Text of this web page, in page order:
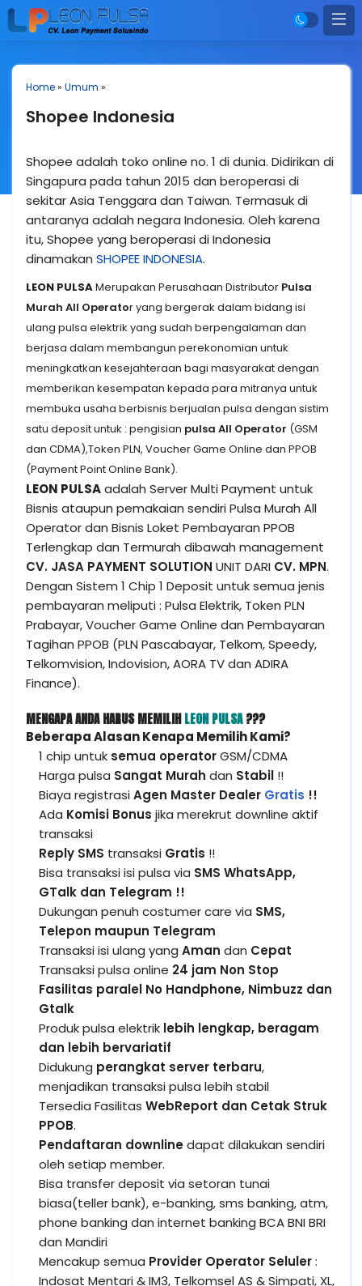
Home» Umum »
Shopee Indonesia
Shopee adalah toko online no. 1 di dunia. Didirikan di
Singapura pada tahun 2015 dan beroperasi di
sekitar Asia Tenggara dan Taiwan. Termasuk di
antaranya adalah negara Indonesia. Oleh karena
itu, Shopee yang beroperasi di Indonesia
dinamakan SHOPEE INDONESIA.
LEON PULSAMerupakan Perusahaan Distributor Pulsa
Murah All Operator yang bergerak dalam bidang isi
ulang pulsa elektrik yang sudah berpengalaman dan
berjasa dalam membangun perekonomian untuk
meningkatkan kesejahteraan bagi masyarakat dengan
memberikan kesempatan kepada para mitranya untuk
membuka usaha berbisnis berjualan pulsa dengan sistim
satu deposit untuk : pengisian pulsa All Operator (GSM
dan CDMA),Token PLN, Voucher Game Online dan PPOB
(Payment Point Online Bank).
LEON PULSAadalah Server Multi Payment untuk
Bisnis ataupun pemakaian sendiri Pulsa Murah All
Operator dan Bisnis Loket Pembayaran PPOB
Terlengkap dan Termurah dibawah management
CV. JASA PAYMENT SOLUTION UNIT DARI CV. MPN.
Dengan Sistem 1 Chip 1 Deposit untuk semua jenis
pembayaran meliputi : Pulsa Elektrik, Token PLN
Prabayar, Voucher Game Online dan Pembayaran
Tagihan PPOB (PLN Pascabayar, Telkom, Speedy,
Telkomvision, Indovision, AORA TV dan ADIRA
Finance).
MENGAPA ANDA HARUS MEMILIHLEON PULSA???
Beberapa Alasan Kenapa Memilih Kami?
1 chip untuk semua operatorGSM/CDMA
Harga pulsa Sangat Murah dan Stabil !!
Biaya registrasiAgen Master Dealer Gratis !!
Ada Komisi Bonus jika merekrut downline aktif
transaksi
Reply SMS transaksi Gratis !!
Bisa transaksi isi pulsa via SMS WhatsApp,
GTalk dan Telegram !!
Dukungan penuh costumer care via SMS,
Telepon maupun Telegram
Transaksi isi ulang yang Aman dan Cepat
Transaksi pulsa online 24 jam Non Stop
Fasilitas paralel No Handphone, Nimbuzz dan
Gtalk
Produk pulsa elektrik lebih lengkap, beragam
dan lebih bervariatif
Didukung perangkat server terbaru,
menjadikan transaksi pulsa lebih stabil
Tersedia Fasilitas WebReport dan Cetak Struk
PPOB.
Pendaftaran downlinedapat dilakukan sendiri
oleh setiap member.
Bisa transfer deposit via setoran tunai
biasa(teller bank), e-banking, sms banking, atm,
phone banking dan internet banking BCA BNI BRI
dan Mandiri
Mencakup semua Provider Operator Seluler:
Indosat Mentari & IM3, Telkomsel AS & Simpati, XL,